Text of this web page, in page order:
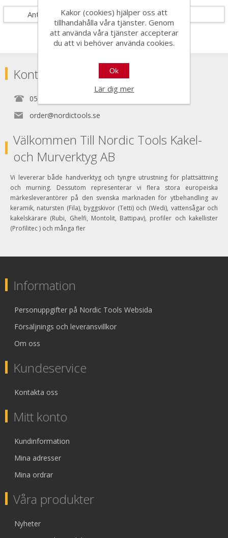
Antal i förpackning 20
Kontakta
0525150890
order@nordictools.se
Välkommen Till Nordic Tools Kakel-
och Murverktyg AB
Vi levererar både handverktyg och tyngre utrustning för plattsättning
och murning. Dessutom representerar vi flera stora europeiska
märkesleverantörer på den svenska marknaden för ytbehandling av
keramik, natursten (Fila), byggskivor (Tetti) och (Wedi), vattensågar och
kakelskärare (Rubi, Ghelfi, Montolit, Battipav), profiler och kakellister
(Profilitec ) och många fler
Information
Personuppgifter på Nordic Tools Websida
Försäljnings och leveransvillkor
Om oss
Kundeservice
Kontakta oss
Mitt konto
Kundinformation
Mina adresser
Mina ordrar
Våra produkter
Nyheter
Kakor (cookies) hjälper oss att
tillhandahålla våra tjänster. Genom
att använda våra tjänster accepterar
du att vi behöver använda cookies.
Ok
Lär dig mer